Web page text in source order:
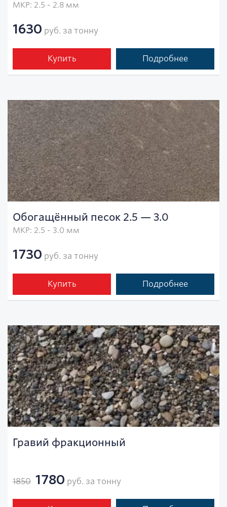
МКР: 2.5 - 2.8 мм
1630 руб. за тонну
Купить Подробнее
Обогащённый песок 2.5 — 3.0
МКР: 2.5 - 3.0 мм
1730 руб. за тонну
Купить Подробнее
Гравий фракционный
1850 1780 руб. за тонну